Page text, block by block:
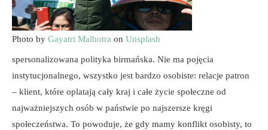
Photo by Gayatri Malhotra on Unsplash
spersonalizowana polityka birmańska. Nie ma pojęcia
instytucjonalnego, wszystko jest bardzo osobiste: relacje patron
– klient, które oplatają cały kraj i całe życie społeczne od
najważniejszych osób w państwie po najszersze kręgi
społeczeństwa. To powoduje, że gdy mamy konflikt osobisty, to